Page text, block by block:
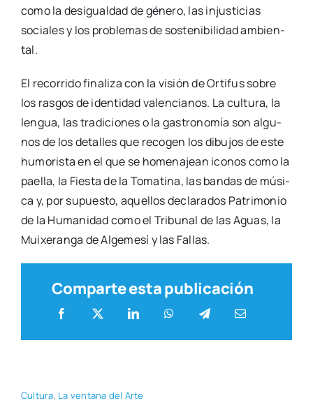
como la des­igual­dad de géne­ro, las injus­ti­cias
socia­les y los pro­ble­mas de sos­te­ni­bi­li­dad ambien­
tal.
El reco­rri­do fina­li­za con la visión de Orti­fus sobre
los ras­gos de iden­ti­dad valen­cia­nos. La cul­tu­ra, la
len­gua, las tra­di­cio­nes o la gas­tro­no­mía son algu­
nos de los deta­lles que reco­gen los dibu­jos de este
humo­ris­ta en el que se home­na­jean ico­nos como la
pae­lla, la Fies­ta de la Toma­ti­na, las ban­das de músi­
ca y, por supues­to, aque­llos decla­ra­dos Patri­mo­nio
de la Huma­ni­dad como el Tri­bu­nal de las Aguas, la
Mui­xe­ran­ga de Alge­me­sí y las Fallas.
Comparte esta publicación
Cul­tu­ra, La ven­ta­na del Arte